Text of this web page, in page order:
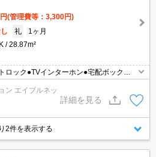
(管理費等：3,300円)
礼
1ヶ月
28.87m²
ロック●TVインターホン●宅配ボックス●
ン エイブルネッ
詳細を見る
2件を表示する